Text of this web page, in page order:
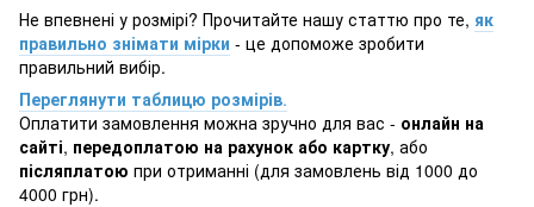
Не впевнені у розмірі? Прочитайте нашу статтю про те, як
правильно знімати мірки - це допоможе зробити
правильний вибір.
Переглянути таблицю розмірів.
Оплатити замовлення можна зручно для вас - онлайн на
сайті, передоплатою на рахунок або картку, або
післяплатою при отриманні (для замовлень від 1000 до
4000 грн).